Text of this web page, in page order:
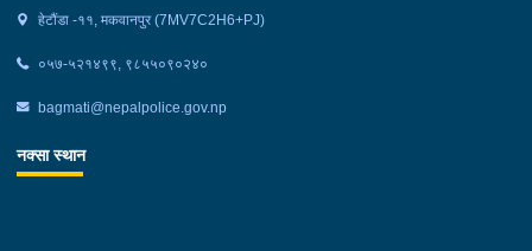
हेटौंडा -११, मकवानपुर (7MV7C2H6+PJ)
०५७-५२१४९९, ९८५५०९०२४०
bagmati@nepalpolice.gov.np
नक्सा स्थान